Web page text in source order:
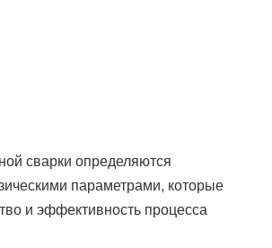
сварки определяются
параметрами, которые
и эффективность процесса